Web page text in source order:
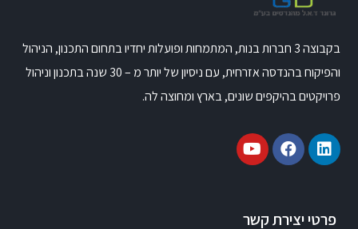
בקבוצה 3 חברות בנות, המתמחות ופועלות יחדיו בתחום התכנון, הניהול
והפיקוח בהנדסה אזרחית, עם ניסיון של יותר מ – 30 שנה בתכנון וניהול
פרויקטים בהיקפים שונים, בארץ ומחוצה לה.
פרטי יצירת קשר